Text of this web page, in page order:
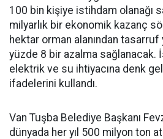
100 bin kişiye istihdam olanağı
milyarlık bir ekonomik kazanç
hektar orman alanından tasarruf
yüzde 8 bir azalma sağlanacak.
elektrik ve su ihtiyacına denk
ifadelerini kullandı.
Van Tuşba Belediye Başkanı
dünyada her yıl 500 milyon ton